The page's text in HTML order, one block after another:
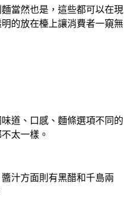
當然也是，這些都可以在現
的放在檯上讓消費者一窺無
道、口感、麵條選項不同的
太一樣。
汁方面則有黑醋和千島兩